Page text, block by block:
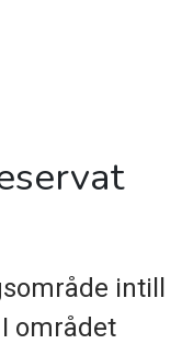
intill
området